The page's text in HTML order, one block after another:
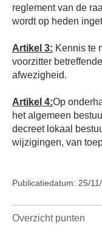
reglement van de
wordt op heden
Artikel 3: Kennis te
voorzitter
afwezigheid.
Artikel 4:Op
het algemeen
decreet lokaal
wijzigingen, van
Publicatiedatum: 25/
Overzicht punten